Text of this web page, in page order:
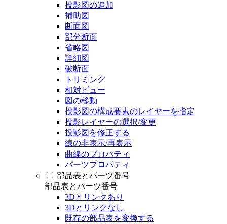
投影図の追加
補助図
断面図
部分断面
省略図
詳細図
破断面
トリミング
相対ビュー
図の移動
投影図の構成要素のレイヤーを指定
投影レイヤーの選択/変更
投影図を修正する
線の非表示/再表示
曲線のプロパティ
パーツプロパティ
部品表とパーツ番号
部品表とパーツ番号
3Dとリンクあり
3Dとリンクなし
既存の部品表を変換する